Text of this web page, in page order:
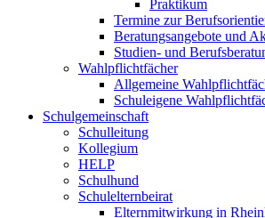
Praktikum
Termine zur
Beratungsangebote und
Studien- und
Wahlpflichtfächer
Allgemeine
Schuleigene
Schulgemeinschaft
Schulleitung
Kollegium
HELP
Schulhund
Schulelternbeirat
Elternmitwirkung in